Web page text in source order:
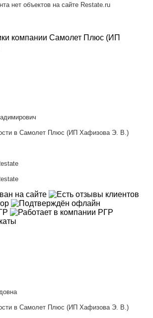
нет объектов на сайте Restate.ru
компании Самолет Плюс (ИП
в Самолет Плюс (ИП Хафизова Э. В.)
в Самолет Плюс (ИП Хафизова Э. В.)